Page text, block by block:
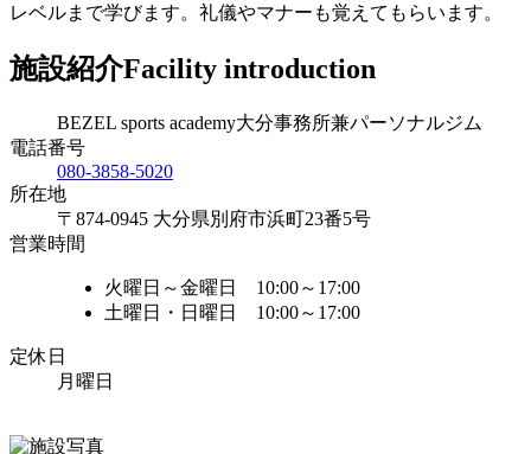
レベルまで学びます。礼儀やマナーも覚えてもらいます。
施設紹介Facility introduction
BEZEL sports academy大分事務所兼パーソナルジム
電話番号
080-3858-5020
所在地
〒874-0945 大分県別府市浜町23番5号
営業時間
火曜日～金曜日 10:00～17:00
土曜日・日曜日 10:00～17:00
定休日
月曜日